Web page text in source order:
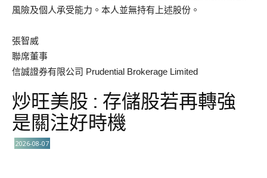
風險及個人承受能力。本人並無持有上述股份。
張智威
聯席董事
信誠證券有限公司 Prudential Brokerage Limited
炒旺美股 : 存儲股若再轉強
是關注好時機
2026-08-07